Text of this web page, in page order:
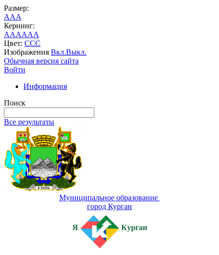
Размер:
AAA
Кернинг:
AAAAAA
Цвет: CCC
Изображения Вкл.Выкл.
Обычная версия сайта
Войти
Информация
Поиск
Все результаты
Муниципальное образование
город Курган
Я Курган